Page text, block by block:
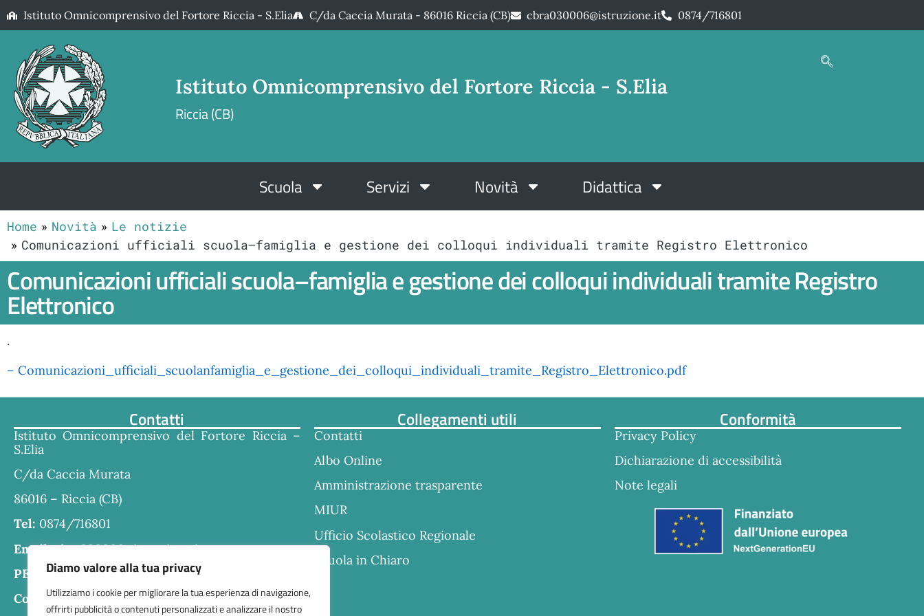
Diamo valore alla tua privacy
Utilizziamo i cookie per migliorare la tua esperienza di navigazione,
offrirti pubblicità o contenuti personalizzati e analizzare il nostro
Istituto Omnicomprensivo del Fortore Riccia - S.Elia C/da Caccia Murata - 86016 Riccia (CB) cbra030006@istruzione.it 0874/716801
Istituto Omnicomprensivo del Fortore Riccia - S.Elia
Riccia (CB)
Scuola Servizi Novità Didattica
Home Novità
Le notizie
Comunicazioni ufficiali scuola–famiglia e gestione dei colloqui individuali tramite Registro Elettronico
Comunicazioni ufficiali scuola–famiglia e gestione dei colloqui individuali tramite Registro
Elettronico
.
– Comunicazioni_ufficiali_scuolanfamiglia_e_gestione_dei_colloqui_individuali_tramite_Registro_Elettronico.pdf
Contatti
Istituto Omnicomprensivo del Fortore Riccia –
S.Elia
C/da Caccia Murata
86016 – Riccia (CB)
Tel: 0874/716801
Email: cbra030006@istruzione.it
PEC:
cbra030006@pec.istruzione.it
Codice fiscale:80004610707
Collegamenti utili
Contatti
Albo Online
Amministrazione trasparente
MIUR
Ufficio Scolastico Regionale
Scuola in Chiaro
Conformità
Privacy Policy
Dichiarazione di accessibilità
Note legali